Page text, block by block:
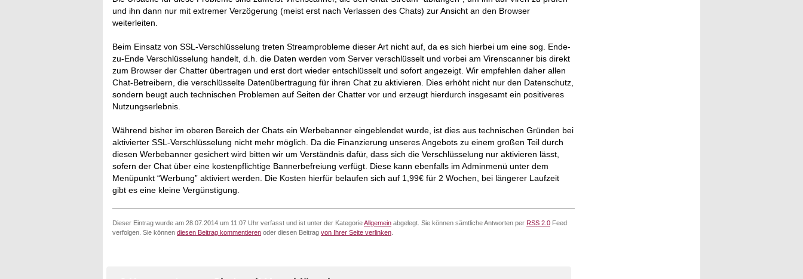
und ihn dann nur mit extremer Verzögerung (meist erst nach Verlassen des Chats) zur Ansicht an den Browser
weiterleiten.
Beim Einsatz von SSL-Verschlüsselung treten Streamprobleme dieser Art nicht auf, da es sich hierbei um eine sog. Ende-
zu-Ende Verschlüsselung handelt, d.h. die Daten werden vom Server verschlüsselt und vorbei am Virenscanner bis direkt
zum Browser der Chatter übertragen und erst dort wieder entschlüsselt und sofort angezeigt. Wir empfehlen daher allen
Chat-Betreibern, die verschlüsselte Datenübertragung für ihren Chat zu aktivieren. Dies erhöht nicht nur den Datenschutz,
sondern beugt auch technischen Problemen auf Seiten der Chatter vor und erzeugt hierdurch insgesamt ein positiveres
Nutzungserlebnis.
Während bisher im oberen Bereich der Chats ein Werbebanner eingeblendet wurde, ist dies aus technischen Gründen bei
aktivierter SSL-Verschlüsselung nicht mehr möglich. Da die Finanzierung unseres Angebots zu einem großen Teil durch
diesen Werbebanner gesichert wird bitten wir um Verständnis dafür, dass sich die Verschlüsselung nur aktivieren lässt,
sofern der Chat über eine kostenpflichtige Bannerbefreiung verfügt. Diese kann ebenfalls im Adminmenü unter dem
Menüpunkt “Werbung” aktiviert werden. Die Kosten hierfür belaufen sich auf 1,99€ für 2 Wochen, bei längerer Laufzeit
gibt es eine kleine Vergünstigung.
Dieser Eintrag wurde am 28.07.2014 um 11:07 Uhr verfasst und ist unter der KategorieAllgemein abgelegt. Sie können sämtliche Antworten per RSS 2.0 Feed
verfolgen. Sie können diesen Beitrag kommentieren oder diesen Beitrag von Ihrer Seite verlinken